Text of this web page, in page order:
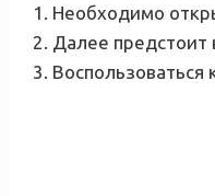
Необходимо
Далее предстоит
Воспользоваться